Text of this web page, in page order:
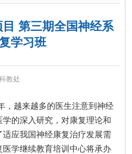
第三期全国神经系
学习班
教处
越来越多的医生注意到神经
的深入研究，对康复理论和
应我国神经康复治疗发展需
学继续教育培训中心将承办